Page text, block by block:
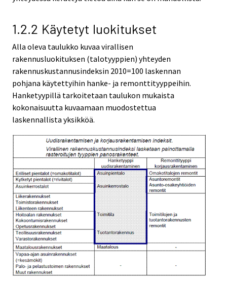
1.2.2 Käytetyt luokitukset
Alla oleva taulukko kuvaa virallisen
rakennusluokituksen (talotyyppien) yhteyden
rakennuskustannusindeksin 2010=100 laskennan
pohjana käytettyihin hanke- ja remonttityyppeihin.
Hanketyypillä tarkoitetaan taulukon mukaista
kokonaisuutta kuvaamaan muodostettua
laskennallista yksikköä.